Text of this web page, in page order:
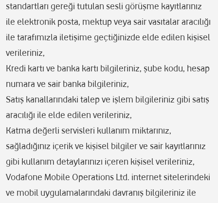
standartları gereği tutulan sesli görüşme kayıtlarınız
ile elektronik posta, mektup veya sair vasıtalar aracılığı
ile tarafımızla iletişime geçtiğinizde elde edilen kişisel
verileriniz,
Kredi kartı ve banka kartı bilgileriniz, şube kodu, hesap
numara ve sair banka bilgileriniz,
Satış kanallarındaki talep ve işlem bilgileriniz gibi satış
aracılığı ile elde edilen verileriniz,
Katma değerli servisleri kullanım miktarınız,
sağladığınız içerik ve kişisel bilgiler ve sair kayıtlarınız
gibi kullanım detaylarınızı içeren kişisel verileriniz,
Vodafone Mobile Operations Ltd. internet sitelerindeki
ve mobil uygulamalarındaki davranış bilgileriniz ile